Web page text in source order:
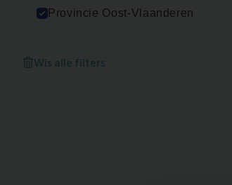
Provincie Oost-Vlaanderen
Wis alle filters